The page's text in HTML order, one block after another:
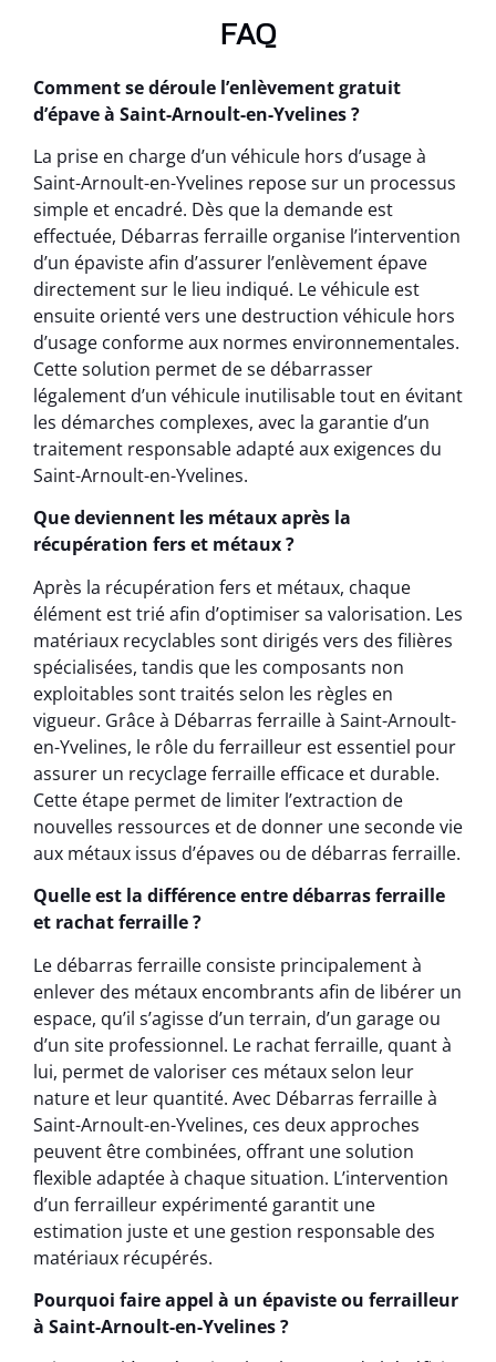
FAQ
Comment se déroule l’enlèvement gratuit
d’épave à Saint-Arnoult-en-Yvelines ?
La prise en charge d’un véhicule hors d’usage à
Saint-Arnoult-en-Yvelines repose sur un processus
simple et encadré. Dès que la demande est
effectuée, Débarras ferraille organise l’intervention
d’un épaviste afin d’assurer l’enlèvement épave
directement sur le lieu indiqué. Le véhicule est
ensuite orienté vers une destruction véhicule hors
d’usage conforme aux normes environnementales.
Cette solution permet de se débarrasser
légalement d’un véhicule inutilisable tout en évitant
les démarches complexes, avec la garantie d’un
traitement responsable adapté aux exigences du
Saint-Arnoult-en-Yvelines.
Que deviennent les métaux après la
récupération fers et métaux ?
Après la récupération fers et métaux, chaque
élément est trié afin d’optimiser sa valorisation. Les
matériaux recyclables sont dirigés vers des filières
spécialisées, tandis que les composants non
exploitables sont traités selon les règles en
vigueur. Grâce à Débarras ferraille à Saint-Arnoult-
en-Yvelines, le rôle du ferrailleur est essentiel pour
assurer un recyclage ferraille efficace et durable.
Cette étape permet de limiter l’extraction de
nouvelles ressources et de donner une seconde vie
aux métaux issus d’épaves ou de débarras ferraille.
Quelle est la différence entre débarras ferraille
et rachat ferraille ?
Le débarras ferraille consiste principalement à
enlever des métaux encombrants afin de libérer un
espace, qu’il s’agisse d’un terrain, d’un garage ou
d’un site professionnel. Le rachat ferraille, quant à
lui, permet de valoriser ces métaux selon leur
nature et leur quantité. Avec Débarras ferraille à
Saint-Arnoult-en-Yvelines, ces deux approches
peuvent être combinées, offrant une solution
flexible adaptée à chaque situation. L’intervention
d’un ferrailleur expérimenté garantit une
estimation juste et une gestion responsable des
matériaux récupérés.
Pourquoi faire appel à un épaviste ou ferrailleur
à Saint-Arnoult-en-Yvelines ?